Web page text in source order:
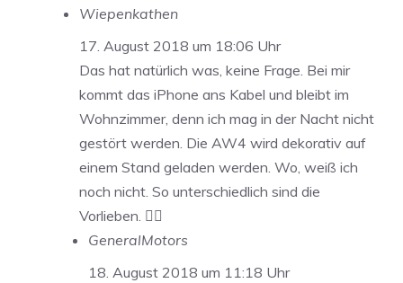
Wiepenkathen
17. August 2018 um 18:06 Uhr
Das hat natürlich was, keine Frage. Bei mir
kommt das iPhone ans Kabel und bleibt im
Wohnzimmer, denn ich mag in der Nacht nicht
gestört werden. Die AW4 wird dekorativ auf
einem Stand geladen werden. Wo, weiß ich
noch nicht. So unterschiedlich sind die
Vorlieben. 👍🏽
GeneralMotors
18. August 2018 um 11:18 Uhr